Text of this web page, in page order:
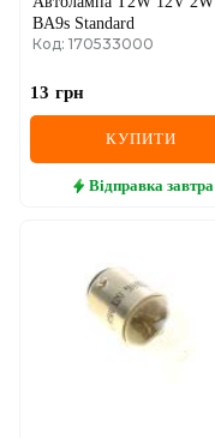
BA9s Standard
Код: 170533000
13 грн
КУПИТИ
Відправка завтра